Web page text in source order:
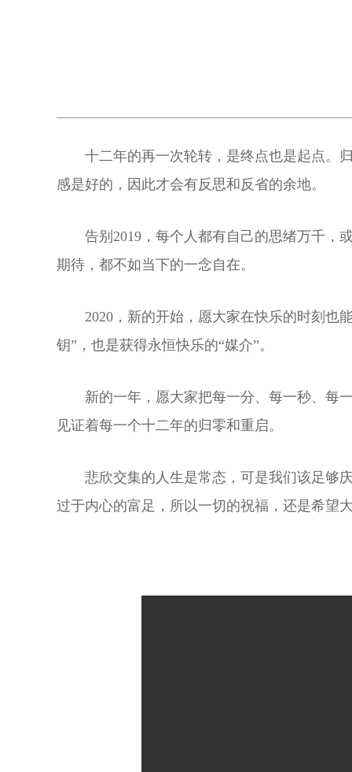
十二年的再一次轮转，是终点也是起点。
感是好的，因此才会有反思和反省的余地。
告别2019，每个人都有自己的思绪万千，
期待，都不如当下的一念自在。
2020，新的开始，愿大家在快乐的时刻也
钥”，也是获得永恒快乐的“媒介”。
新的一年，愿大家把每一分、每一秒、每
见证着每一个十二年的归零和重启。
悲欣交集的人生是常态，可是我们该足够
过于内心的富足，所以一切的祝福，还是希望